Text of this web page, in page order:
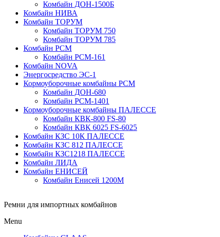
Комбайн ДОН-1500Б
Комбайн НИВА
Комбайн ТОРУМ
Комбайн ТОРУМ 750
Комбайн ТОРУМ 785
Комбайн РСМ
Комбайн РСМ-161
Комбайн NOVA
Энергосредство ЭС-1
Кормоуборочные комбайны РСМ
Комбайн ДОН-680
Комбайн РСМ-1401
Кормоуборочные комбайны ПАЛЕССЕ
Комбайн КВК-800 FS-80
Комбайн КВК 6025 FS-6025
Комбайн КЗС 10К ПАЛЕССЕ
Комбайн КЗС 812 ПАЛЕССЕ
Комбайн КЗС1218 ПАЛЕССЕ
Комбайн ЛИДА
Комбайн ЕНИСЕЙ
Комбайн Енисей 1200М
Ремни для импортных комбайнов
Menu